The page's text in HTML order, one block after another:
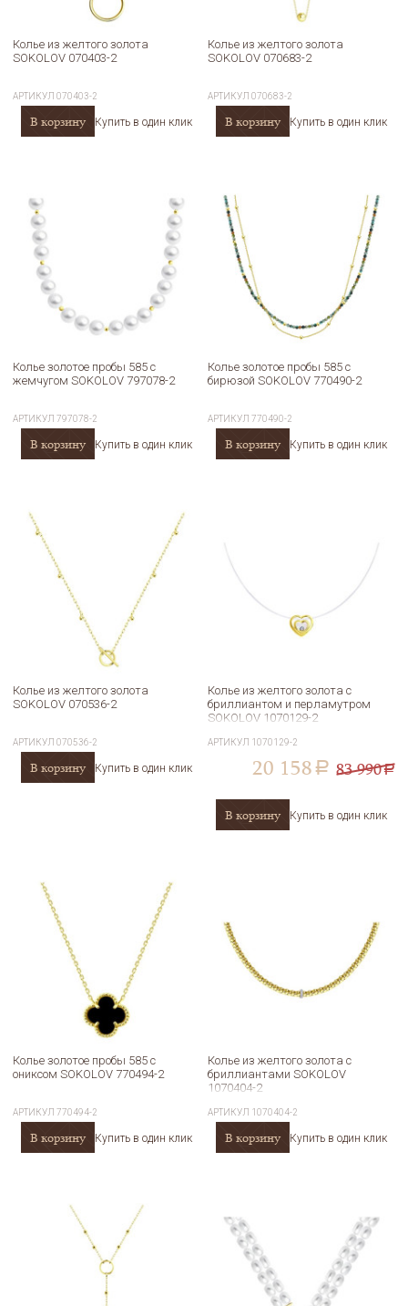
Колье из желтого золота
SOKOLOV 070403-2
АРТИКУЛ070403-2
В корзину Купить в один клик
Колье из желтого золота
SOKOLOV 070683-2
АРТИКУЛ070683-2
В корзину Купить в один клик
Колье золотое пробы 585 с
жемчугом SOKOLOV 797078-2
АРТИКУЛ797078-2
В корзину Купить в один клик
Колье золотое пробы 585 с
бирюзой SOKOLOV 770490-2
АРТИКУЛ770490-2
В корзину Купить в один клик
Колье из желтого золота
SOKOLOV 070536-2
АРТИКУЛ070536-2
В корзину Купить в один клик
Колье из желтого золота с
бриллиантом и перламутром
SOKOLOV 1070129-2
АРТИКУЛ 1070129-2
20 158 a 83 990a
В корзину Купить в один клик
Колье золотое пробы 585 с
ониксом SOKOLOV 770494-2
АРТИКУЛ770494-2
В корзину Купить в один клик
Колье из желтого золота с
бриллиантами SOKOLOV
1070404-2
АРТИКУЛ 1070404-2
В корзину Купить в один клик